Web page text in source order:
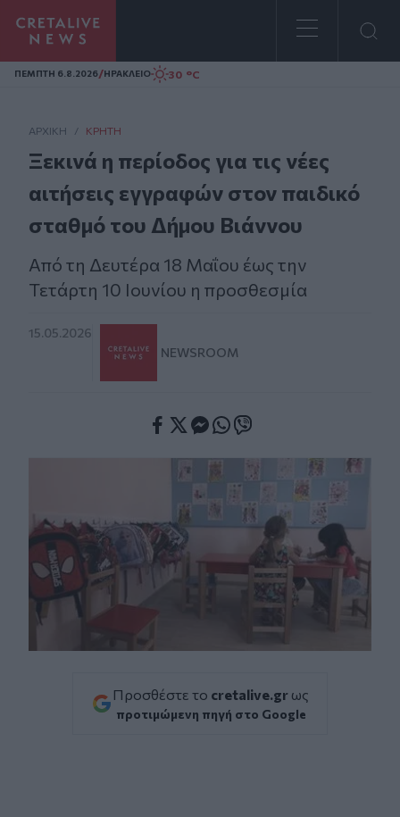
Homepage
ΠΕΜΠΤΗ 6.8.2026/ΗΡΑΚΛΕΙΟ 30 °C
ΑΡΧΙΚΗ / ΚΡΉΤΗ
Ξεκινά η περίοδος για τις νέες
αιτήσεις εγγραφών στον παιδικό
σταθμό του Δήμου Βιάννου
Από τη Δευτέρα 18 Μαΐου έως την
Τετάρτη 10 Ιουνίου η προσθεσμία
15.05.2026
NEWSROOM
Προσθέστε το cretalive.gr ως
προτιμώμενη πηγή στο Google